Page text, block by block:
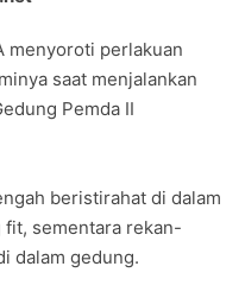
menyoroti perlakuan
saat menjalankan
Pemda II
beristirahat di dalam
sementara rekan-
dalam gedung.